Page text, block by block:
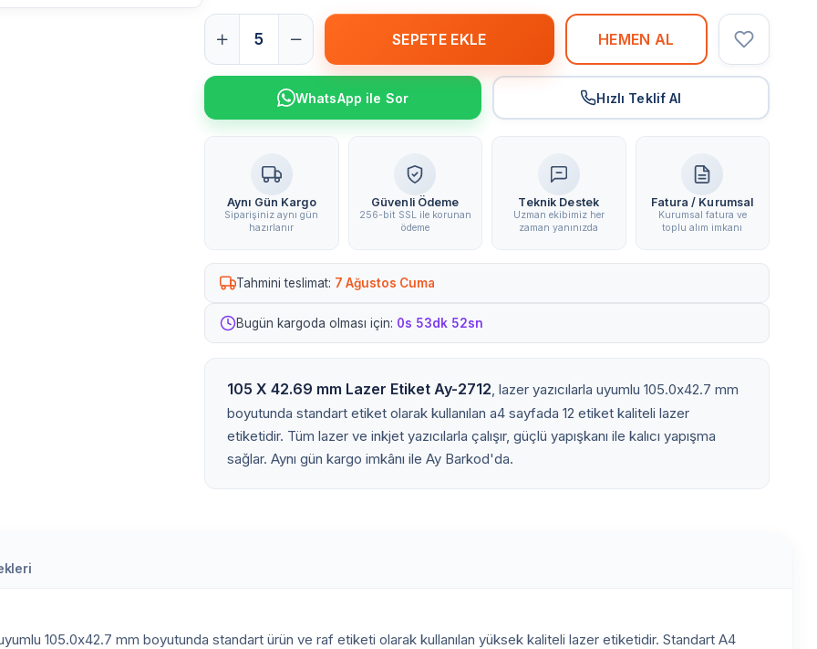
WhatsApp ile Sor Hızlı Teklif Al
Aynı Gün Kargo
Siparişiniz aynı gün
hazırlanır
Güvenli Ödeme
256-bit SSL ile korunan
ödeme
Teknik Destek
Uzman ekibimiz her
zaman yanınızda
Fatura / Kurumsal
Kurumsal fatura ve
toplu alım imkanı
Tahmini teslimat: 7 Ağustos Cuma
Bugün kargoda olması için: 0s 53dk 51sn
105 X 42.69 mm Lazer Etiket Ay-2712, lazer yazıcılarla uyumlu 105.0x42.7 mm
boyutunda standart etiket olarak kullanılan a4 sayfada 12 etiket kaliteli lazer
etiketidir. Tüm lazer ve inkjet yazıcılarla çalışır, güçlü yapışkanı ile kalıcı yapışma
sağlar. Aynı gün kargo imkânı ile Ay Barkod'da.
uyumlu 105.0x42.7 mm boyutunda standart ürün ve raf etiketi olarak kullanılan yüksek kaliteli lazer etiketidir. Standart A4